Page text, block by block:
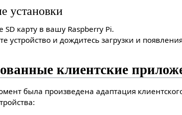
установки
SD карту в вашу Raspberry Pi.
устройство и дождитесь загрузки и
клиентские
была произведена адаптация